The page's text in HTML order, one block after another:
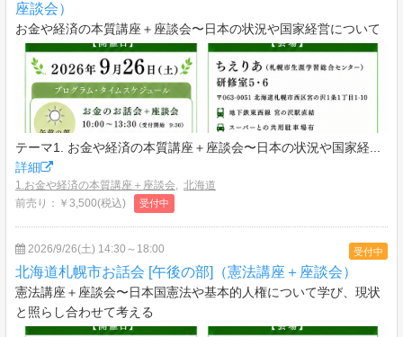
座談会）
お金や経済の本質講座＋座談会〜日本の状況や国家経営について
テーマ1. お金や経済の本質講座＋座談会〜日本の状況や国家経...
詳細
1.お金や経済の本質講座＋座談会, 北海道
前売り：￥3,500(税込)
受付中
受付中
2026/9/26(土) 14:30～18:00
北海道札幌市お話会 [午後の部]（憲法講座＋座談会）
憲法講座＋座談会〜日本国憲法や基本的人権について学び、現状
と照らし合わせて考える